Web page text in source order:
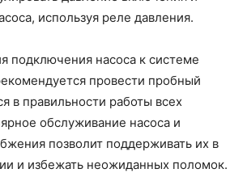
используя реле давления.
подключения насоса к системе
провести пробный
в правильности работы всех
обслуживание насоса и
позволит поддерживать их в
и избежать неожиданных поломок.